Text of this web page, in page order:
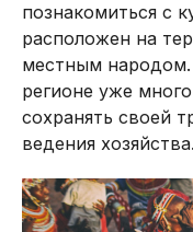
познакомиться с
расположен на
местным
регионе уже
сохранять своей
ведения хозяйства.